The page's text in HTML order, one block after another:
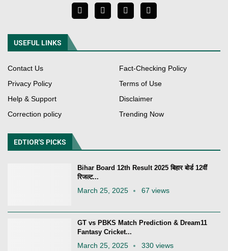
USEFUL LINKS
Contact Us
Fact-Checking Policy
Privacy Policy
Terms of Use
Help & Support
Disclaimer
Correction policy
Trending Now
EDTIOR'S PICKS
Bihar Board 12th Result 2025 बिहार बोर्ड 12वीं
रिजल्ट...
March 25, 2025 67 views
GT vs PBKS Match Prediction & Dream11
Fantasy Cricket...
March 25, 2025 330 views